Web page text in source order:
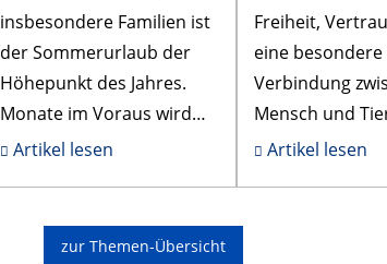
insbesondere Familien ist
der Sommerurlaub der
Höhepunkt des Jahres.
Monate im Voraus wird
geplant, gespart und
Artikel lesen
Freiheit,
eine besondere
Verbindung
Mensch und
Gleichzeitig
Artikel lesen
zur Themen-Übersicht